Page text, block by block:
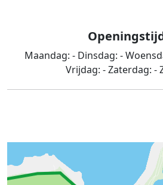
Maandag: - Dinsdag: -
Vrijdag: -Zaterdag: -